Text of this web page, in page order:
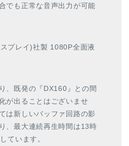
でも正常な音声出力が可能
プレイ)社製 1080P全面液
、既発の『DX160』との間
が出ることはございませ
は新しいバッファ回路の影
、最大連続再生時間は13時
ています。